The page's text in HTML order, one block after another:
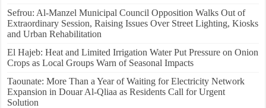
Sefrou: Al-Manzel Municipal Council Opposition Walks Out of
Extraordinary Session, Raising Issues Over Street Lighting, Kiosks
and Urban Rehabilitation
El Hajeb: Heat and Limited Irrigation Water Put Pressure on Onion
Crops as Local Groups Warn of Seasonal Impacts
Taounate: More Than a Year of Waiting for Electricity Network
Expansion in Douar Al-Qliaa as Residents Call for Urgent
Solution